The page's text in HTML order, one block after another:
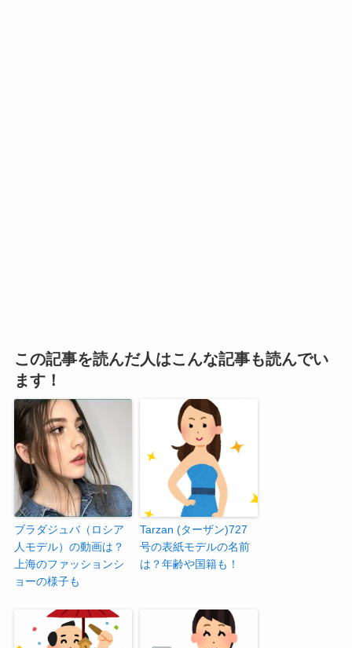
この記事を読んだ人はこんな記事も読んでい
ます！
ブラダジュバ（ロシア
人モデル）の動画は？
上海のファッションシ
ョーの様子も
Tarzan (ターザン)727
号の表紙モデルの名前
は？年齢や国籍も！